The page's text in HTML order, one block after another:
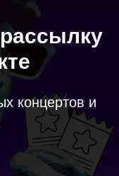
концертов и